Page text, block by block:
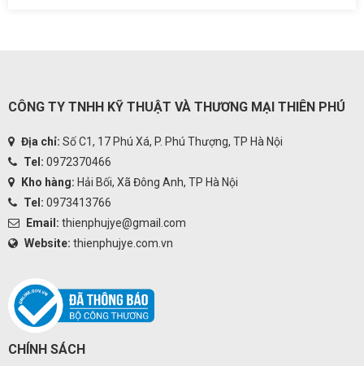
CÔNG TY TNHH KỸ THUẬT VÀ THƯƠNG MẠI THIÊN PHÚ
Địa chỉ: Số C1, 17 Phú Xá, P. Phú Thượng, TP Hà Nội
Tel: 0972370466
Kho hàng: Hải Bối, Xã Đông Anh, TP Hà Nội
Tel: 0973413766
Email: thienphujye@gmail.com
Website: thienphujye.com.vn
CHÍNH SÁCH